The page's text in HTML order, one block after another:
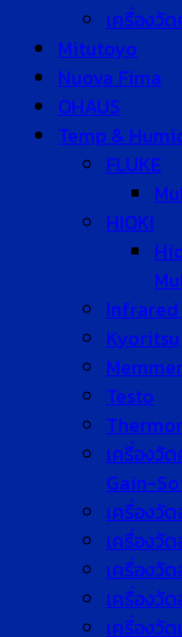
เครื่องวั
Mitutoyo
Nuova Fima
OHAUS
Temp &
FLUKE
HIOKI
Kyoritsu
Testo
เครื่องวั
Gain-
เครื่องวั
เครื่องวั
เครื่องวั
เครื่องวั
เครื่องวั